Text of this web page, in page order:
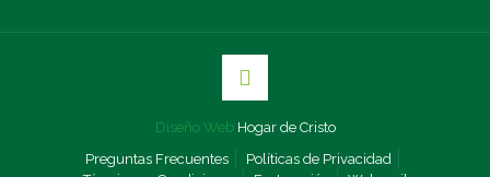
Diseño WebHogar de Cristo
Preguntas Frecuentes
Políticas de Privacidad